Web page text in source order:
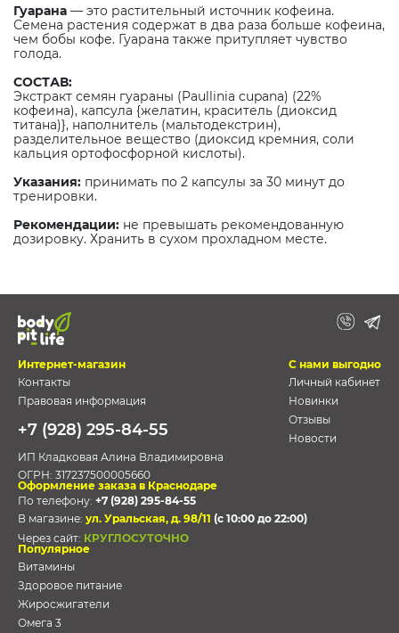
Гуарана — это растительный источник кофеина.
Семена растения содержат в два раза больше кофеина,
чем бобы кофе. Гуарана также притупляет чувство
голода.
СОСТАВ:
Экстракт семян гуараны (Paullinia cupana) (22%
кофеина), капсула {желатин, краситель (диоксид
титана)}, наполнитель (мальтодекстрин),
разделительное вещество (диоксид кремния, соли
кальция ортофосфорной кислоты).
Указания: принимать по 2 капсулы за 30 минут до
тренировки.
Рекомендации: не превышать рекомендованную
дозировку. Хранить в сухом прохладном месте.
Интернет-магазин
Контакты
Правовая информация
+7 (928) 295-84-55
ИП Кладковая Алина Владимировна
ОГРН: 317237500005660
С нами выгодно
Личный кабинет
Новинки
Отзывы
Новости
Оформление заказа в Краснодаре
По телефону: +7 (928) 295-84-55
В магазине: ул. Уральская, д. 98/11 (с 10:00 до 22:00)
Через сайт: КРУГЛОСУТОЧНО
Популярное
Витамины
Здоровое питание
Жиросжигатели
Омега 3